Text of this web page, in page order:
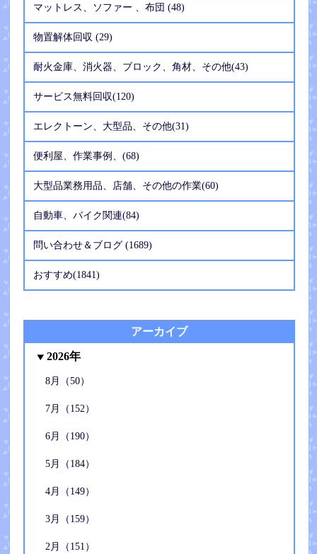
マットレス、ソファー 、布団 (48)
物置解体回収 (29)
耐火金庫、消火器、ブロック、角材、その他(43)
サービス無料回収(120)
エレクトーン、大型品、その他(31)
便利屋、作業事例、(68)
大型品業務用品、店舗、その他の作業(60)
自動車、バイク関連(84)
問い合わせ＆ブログ (1689)
おすすめ(1841)
アーカイブ
2026年
8月（50）
7月（152）
6月（190）
5月（184）
4月（149）
3月（159）
2月（151）